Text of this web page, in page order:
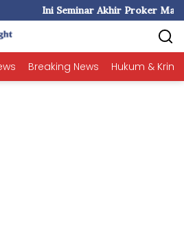
Proker Mahasiswa KKN-T Unhas di
Breaking News Hukum &